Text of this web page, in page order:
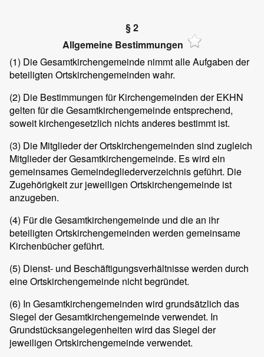
§ 2
Allgemeine Bestimmungen
(1) Die Gesamtkirchengemeinde nimmt alle Aufgaben der
beteiligten Ortskirchengemeinden wahr.
(2) Die Bestimmungen für Kirchengemeinden der EKHN
gelten für die Gesamtkirchengemeinde entsprechend,
soweit kirchengesetzlich nichts anderes bestimmt ist.
(3) Die Mitglieder der Ortskirchengemeinden sind zugleich
Mitglieder der Gesamtkirchengemeinde. Es wird ein
gemeinsames Gemeindegliederverzeichnis geführt. Die
Zugehörigkeit zur jeweiligen Ortskirchengemeinde ist
anzugeben.
(4) Für die Gesamtkirchengemeinde und die an ihr
beteiligten Ortskirchengemeinden werden gemeinsame
Kirchenbücher geführt.
(5) Dienst- und Beschäftigungsverhältnisse werden durch
eine Ortskirchengemeinde nicht begründet.
(6) In Gesamtkirchengemeinden wird grundsätzlich das
Siegel der Gesamtkirchengemeinde verwendet. In
Grundstücksangelegenheiten wird das Siegel der
jeweiligen Ortskirchengemeinde verwendet.